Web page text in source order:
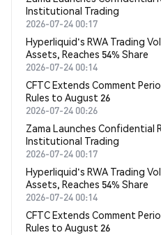
Institutional Trading
2026-07-24 00:17
Hyperliquid's RWA Trading
Assets, Reaches 54% Share
2026-07-24 00:14
CFTC Extends Comment
Rules to August 26
2026-07-24 00:26
Zama Launches Confidential
Institutional Trading
2026-07-24 00:17
Hyperliquid's RWA Trading
Assets, Reaches 54% Share
2026-07-24 00:14
CFTC Extends Comment
Rules to August 26